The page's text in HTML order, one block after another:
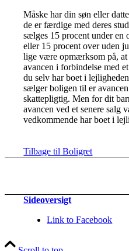
Måske har din søn eller
de er færdige med deres
sælges 15 procent under en
eller 15 procent over uden
lige være opmærksom på, at
avancen i forbindelse med
du selv har boet i
sælger boligen til er
skattepligtig. Men for dit
avancen ved et senere salg
vedkommende har boet i
Tilbage til Boligret
Sideoversigt
Link to Facebook